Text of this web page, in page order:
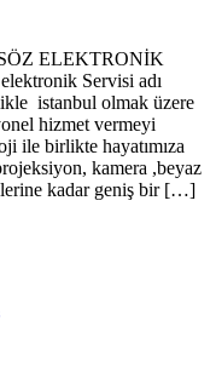
ELEKTRONİK
Servisi adı
istanbul olmak üzere
hizmet vermeyi
ile birlikte hayatımıza
kamera ,beyaz
kadar geniş bir […]